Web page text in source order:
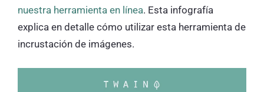
nuestra herramienta en línea. Esta infografía
explica en detalle cómo utilizar esta herramienta de
incrustación de imágenes.